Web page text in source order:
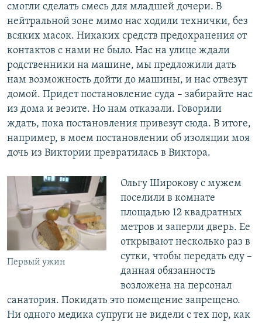
смогли сделать смесь для младшей дочери. В
нейтральной зоне мимо нас ходили технички, без
всяких масок. Никаких средств предохранения от
контактов с нами не было. Нас на улице ждали
родственники на машине, мы предложили дать
нам возможность дойти до машины, и нас отвезут
домой. Придет постановление суда – забирайте нас
из дома и везите. Но нам отказали. Говорили
ждать, пока постановления привезут сюда. В итоге,
например, в моем постановлении об изоляции моя
дочь из Виктории превратилась в Виктора.
Первый ужин
Ольгу Широкову с мужем
поселили в комнате
площадью 12 квадратных
метров и заперли дверь. Ее
открывают несколько раз в
сутки, чтобы передать еду –
данная обязанность
возложена на персонал
санатория. Покидать это помещение запрещено.
Ни одного медика супруги не видели с тех пор, как